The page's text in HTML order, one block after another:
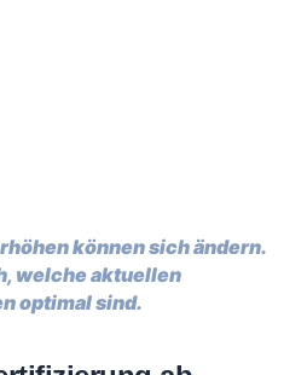
können sich ändern.
welche aktuellen
optimal sind.